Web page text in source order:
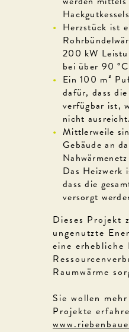
Herzstück ist
200 kW
bei über 90
Ein 100 m³
dafür, dass
verfügbar ist,
nicht ausreicht.
Mittlerweile
Gebäude an
Das Heizwerk
dass die
versorgt
Dieses Projekt
ungenutzte
eine erhebliche
Raumwärme
Sie wollen
Projekte